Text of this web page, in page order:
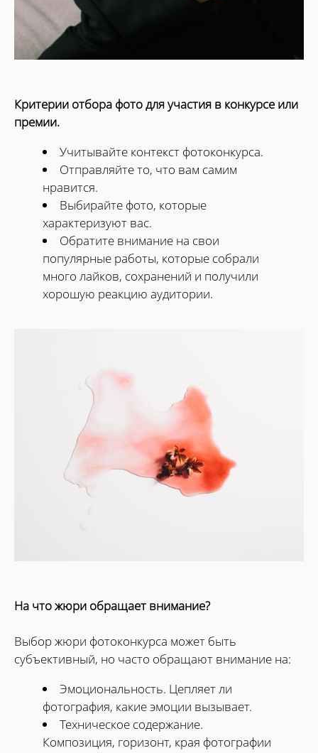
Критерии отбора фото для участия в конкурсе или
премии.
Учитывайте контекст фотоконкурса.
Отправляйте то, что вам самим
нравится.
Выбирайте фото, которые
характеризуют вас.
Обратите внимание на свои
популярные работы, которые собрали
много лайков, сохранений и получили
хорошую реакцию аудитории.
На что жюри обращает внимание?
Выбор жюри фотоконкурса может быть
субъективный, но часто обращают внимание на:
Эмоциональность. Цепляет ли
фотография, какие эмоции вызывает.
Техническое содержание.
Композиция, горизонт, края фотографии